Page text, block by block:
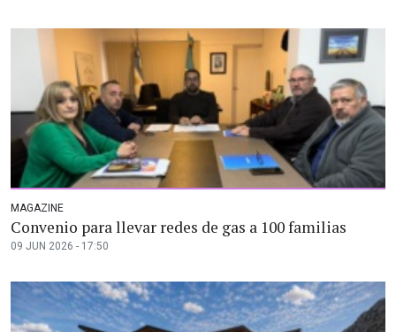
MAGAZINE
Convenio para llevar redes de gas a 100 familias
09 JUN 2026 - 17:50